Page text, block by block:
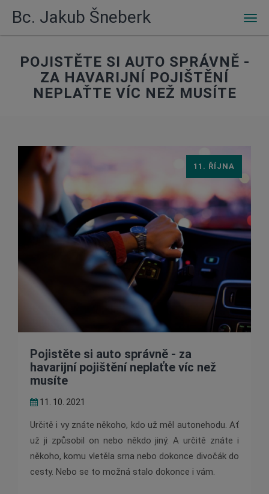
Bc. Jakub Šneberk
POJISTĚTE SI AUTO SPRÁVNĚ -
ZA HAVARIJNÍ POJIŠTĚNÍ
NEPLAŤTE VÍC NEŽ MUSÍTE
Pojistěte si auto správně - za
havarijní pojištění neplaťte víc než
musíte
11. 10. 2021
11. ŘÍJNA
Určitě i vy znáte někoho, kdo už měl autonehodu. Ať
už ji způsobil on nebo někdo jiný. A určitě znáte i
někoho, komu vletěla srna nebo dokonce divočák do
cesty. Nebo se to možná stalo dokonce i vám.